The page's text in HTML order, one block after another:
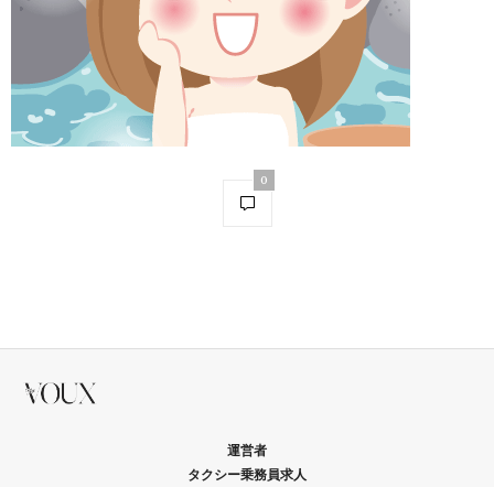
0
運営者
タクシー乗務員求人